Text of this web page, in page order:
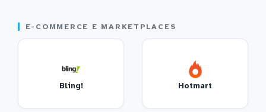
E-COMMERCE E MARKETPLACES
Bling! Hotmart